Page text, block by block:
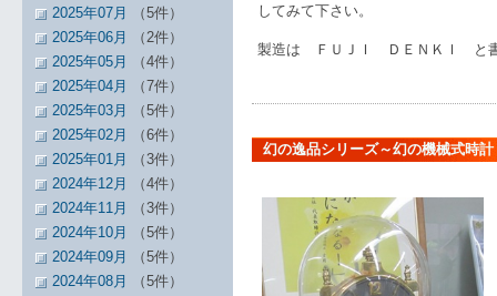
してみて下さい。
製造は ＦＵＪＩ ＤＥＮＫＩ と
幻の逸品シリーズ～幻の機械式時計
2025年07月
（5件）
2025年06月
（2件）
2025年05月
（4件）
2025年04月
（7件）
2025年03月
（5件）
2025年02月
（6件）
2025年01月
（3件）
2024年12月
（4件）
2024年11月
（3件）
2024年10月
（5件）
2024年09月
（5件）
2024年08月
（5件）